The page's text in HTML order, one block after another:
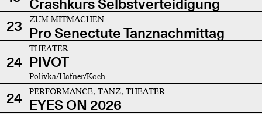
Crashkurs Selbstverteidigung
23
ZUM MITMACHEN
Pro Senectute Tanznachmittag
24
THEATER
PIVOT
Polivka/Hafner/Koch
24 PERFORMANCE, TANZ, THEATER
EYES ON 2026